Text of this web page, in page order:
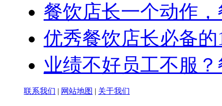
餐饮店长一个动作
优秀餐饮店长必备
业绩不好员工不服
联系我们 | 网站地图 | 关于我们